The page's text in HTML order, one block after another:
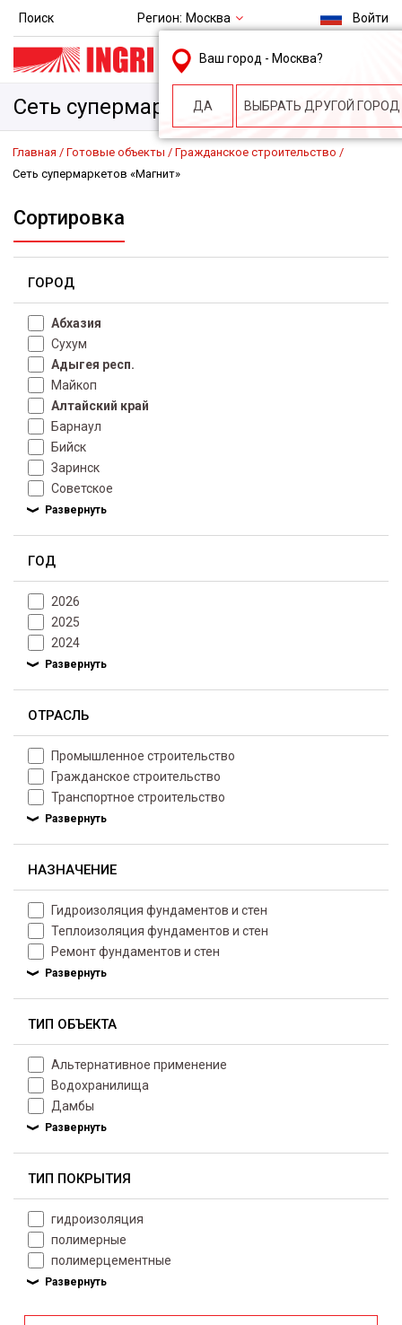
Поиск Регион: Москва
Ваш город - Москва?
ДА ВЫБРАТЬ ДРУГОЙ ГОРОД
Войти
msk@ingri.ru
пн. – пт.: 9.00-18.00
Сеть супермаркетов «Магнит»
Главная Готовые объекты
Гражданское строительство
Сеть супермаркетов «Магнит»
Сортировка
ГОРОД
Абхазия
Сухум
Адыгея респ.
Майкоп
Алтайский край
Барнаул
Бийск
Заринск
Советское
ГОД
2026
2025
2024
ОТРАСЛЬ
Промышленное строительство
Гражданское строительство
Транспортное строительство
НАЗНАЧЕНИЕ
Гидроизоляция фундаментов и стен
Теплоизоляция фундаментов и стен
Ремонт фундаментов и стен
ТИП ОБЪЕКТА
Альтернативное применение
Водохранилища
Дамбы
ТИП ПОКРЫТИЯ
гидроизоляция
полимерные
полимерцементные